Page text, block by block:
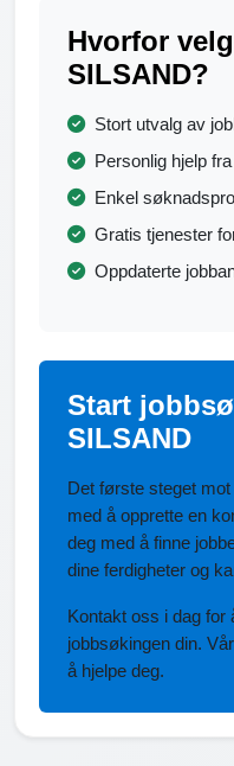
Hvorfor
SILSAND?
Stort utvalg av
Personlig hjelp
Enkel
Gratis tjenester
Oppdaterte
Start
SILSAND
Det første steget
med å opprette en
deg med å finne
dine ferdigheter og
Kontakt oss i dag for
jobbsøkingen din.
å hjelpe deg.